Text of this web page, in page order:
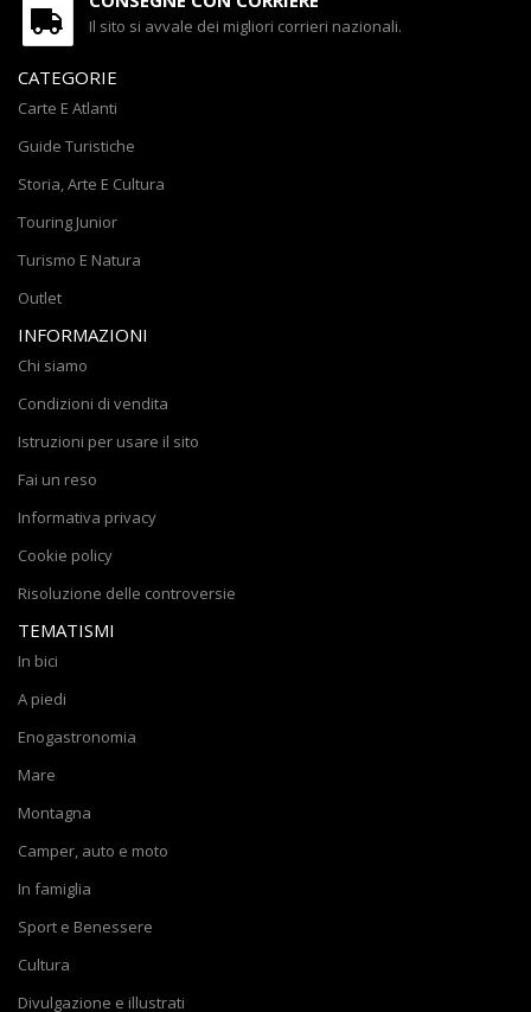
Il sito si avvale dei migliori corrieri nazionali.
CATEGORIE
Carte E Atlanti
Guide Turistiche
Storia, Arte E Cultura
Touring Junior
Turismo E Natura
Outlet
INFORMAZIONI
Chi siamo
Condizioni di vendita
Istruzioni per usare il sito
Fai un reso
Informativa privacy
Cookie policy
Risoluzione delle controversie
TEMATISMI
In bici
A piedi
Enogastronomia
Mare
Montagna
Camper, auto e moto
In famiglia
Sport e Benessere
Cultura
Divulgazione e illustrati